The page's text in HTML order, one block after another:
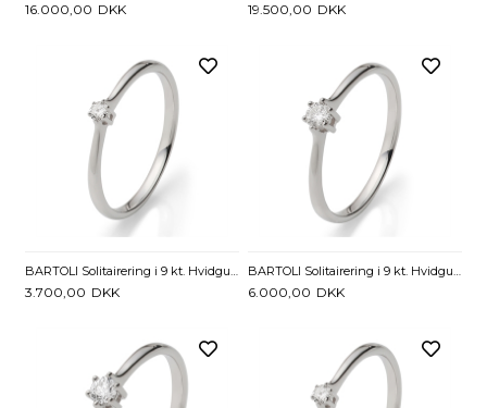
16.000,00 DKK 19.500,00 DKK
BARTOLI Solitairering i 9 kt. Hvidguld med Diamant - 0,05 ct.
3.700,00 DKK
BARTOLI Solitairering i 9 kt. Hvidguld med Diamant - 0,10 ct.
6.000,00 DKK